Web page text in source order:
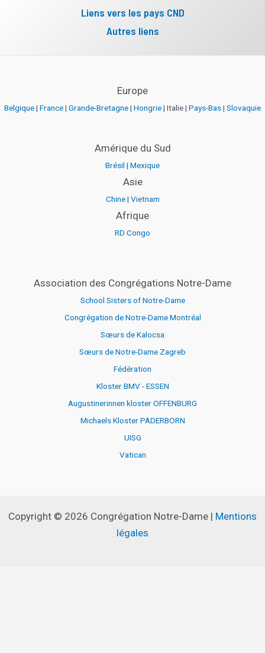
Liens vers les pays CND
Autres liens
Europe
Belgique| France| Grande-Bretagne| Hongrie| Italie | Pays-Bas| Slovaquie
Amérique du Sud
Brésil | Mexique
Asie
Chine| Vietnam
Afrique
RD Congo
Association des Congrégations Notre-Dame
School Sisters of Notre-Dame
Congrégation de Notre-Dame Montréal
Sœurs de Kalocsa
Sœurs de Notre-Dame Zagreb
Fédération
Kloster BMV - ESSEN
Augustinerinnen kloster OFFENBURG
Michaels Kloster PADERBORN
UISG
Vatican
Copyright © 2026 Congrégation Notre-Dame | Mentions
légales